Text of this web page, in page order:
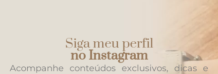
Siga meu perfil
no Instagram
Acompanhe conteúdos exclusivos, dicas e